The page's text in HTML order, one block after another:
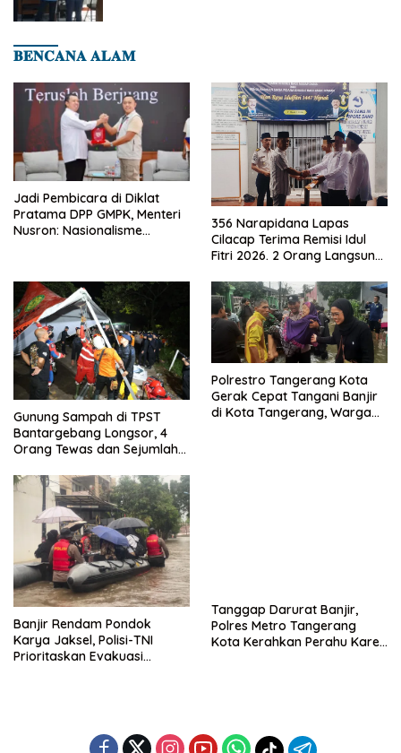
𝐁𝐄𝐍𝐂𝐀𝐍𝐀 𝐀𝐋𝐀𝐌
Jadi Pembicara di Diklat
Pratama DPP GMPK, Menteri
Nusron: Nasionalisme
356 Narapidana Lapas
Cilacap Terima Remisi Idul
Fitri 2026. 2 Orang Langsung
Gunung Sampah di TPST
Bantargebang Longsor, 4
Orang Tewas dan Sejumlah
Polrestro Tangerang Kota
Gerak Cepat Tangani Banjir
di Kota Tangerang, Warga
Banjir Rendam Pondok
Karya Jaksel, Polisi-TNI
Prioritaskan Evakuasi
Tanggap Darurat Banjir,
Polres Metro Tangerang
Kota Kerahkan Perahu Karet